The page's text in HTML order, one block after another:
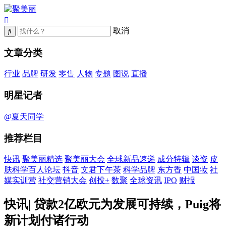
取消
文章分类
行业 品牌 研发 零售 人物 专题 图说 直播
明星记者
@夏天同学
推荐栏目
快讯 聚美丽精选 聚美丽大会 全球新品速递 成分特辑 谈资 皮
肤科学百人论坛 抖音 文君下午茶 科学品牌 东方香 中国妆 社
媒实训营 社交营销大会 创投+ 数聚 全球资讯 IPO 财报
快讯| 贷款2亿欧元为发展可持续，Puig将
新计划付诸行动